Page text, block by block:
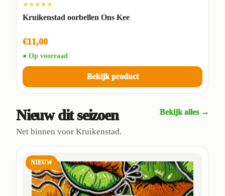
★★★★★
Kruikenstad oorbellen Ons Kee
€11,00
● Op voorraad
Bekijk product
Nieuw dit seizoen
Net binnen voor Kruikenstad.
Bekijk alles →
NIEUW